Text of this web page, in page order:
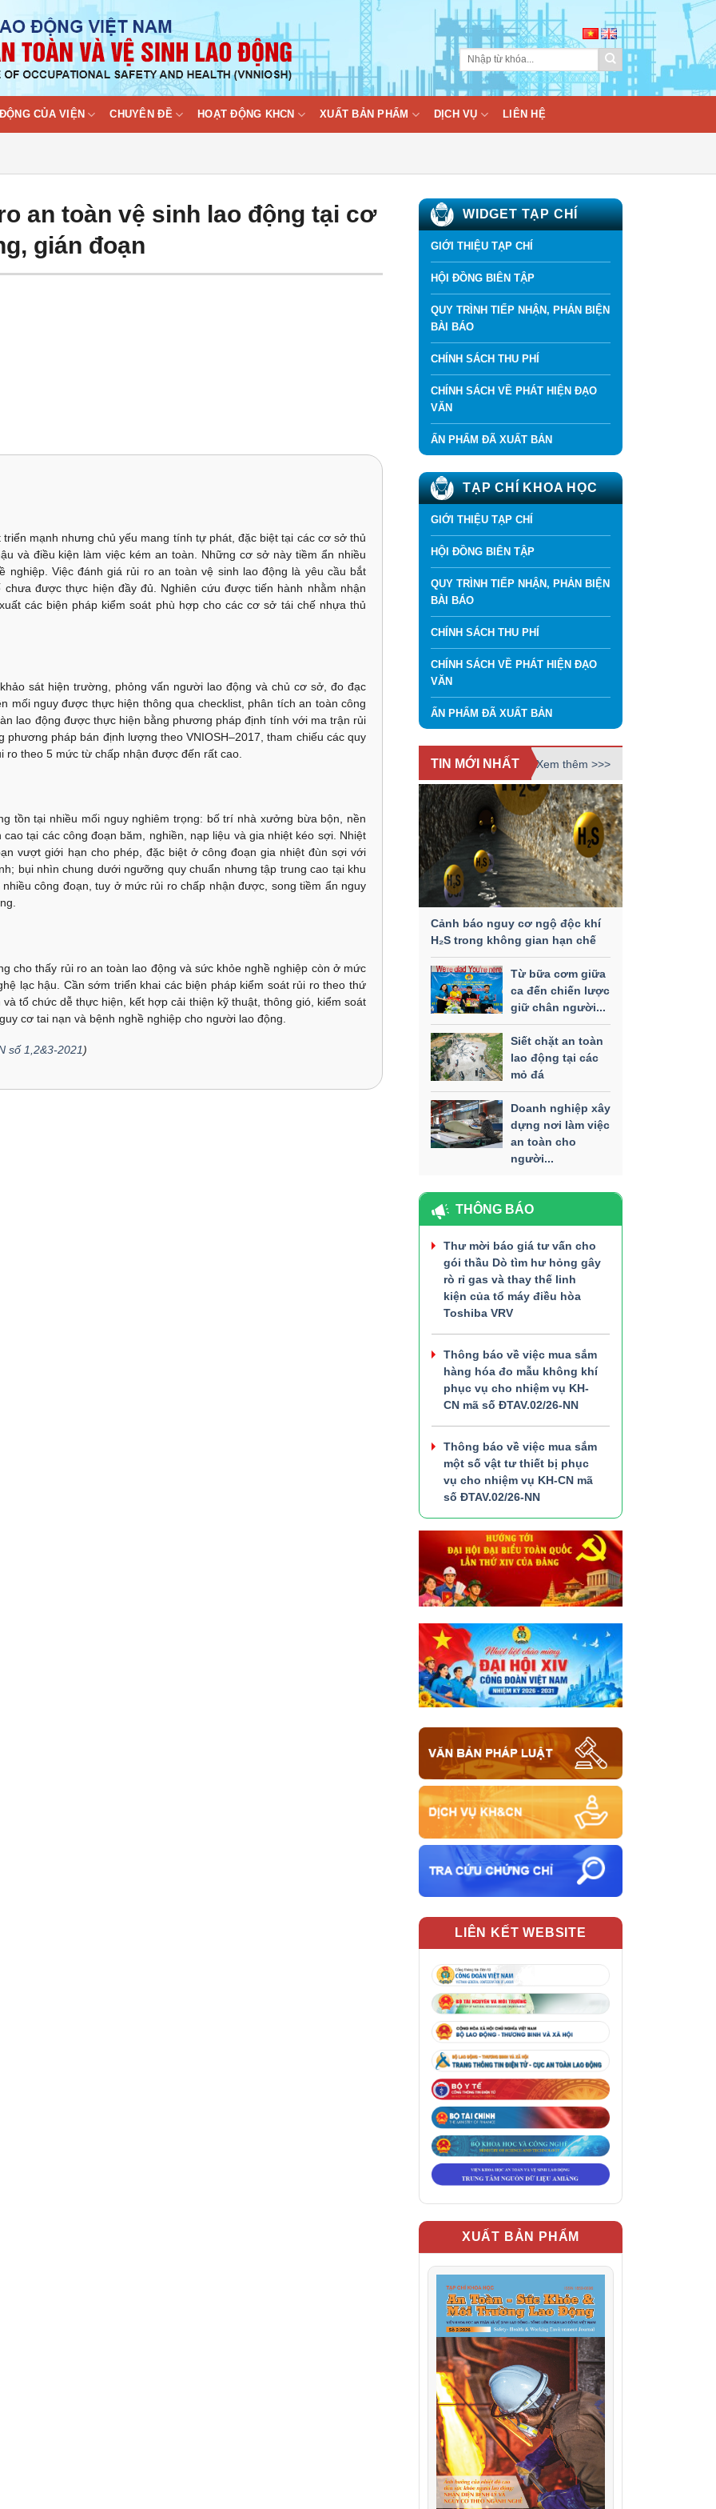
CỦA VIỆN CHUYÊN ĐỀ HOẠT ĐỘNG KHCN XUẤT BẢN PHẨM DỊCH VỤ LIÊN HỆ
an toàn vệ sinh lao động tại cơ
gián đoạn
mạnh nhưng chủ yếu mang tính tự phát, đặc biệt tại các cơ sở thủ
và điều kiện làm việc kém an toàn. Những cơ sở này tiềm ẩn nhiều
nghiệp. Việc đánh giá rủi ro an toàn vệ sinh lao động là yêu cầu bắt
được thực hiện đầy đủ. Nghiên cứu được tiến hành nhằm nhận
các biện pháp kiểm soát phù hợp cho các cơ sở tái chế nhựa thủ
sát hiện trường, phỏng vấn người lao động và chủ cơ sở, đo đạc
mối nguy được thực hiện thông qua checklist, phân tích an toàn công
lao động được thực hiện bằng phương pháp định tính với ma trận rủi
phương pháp bán định lượng theo VNIOSH–2017, tham chiếu các quy
ro theo 5 mức từ chấp nhận được đến rất cao.
tồn tại nhiều mối nguy nghiêm trọng: bố trí nhà xưởng bừa bộn, nền
tại các công đoạn băm, nghiền, nạp liệu và gia nhiệt kéo sợi. Nhiệt
vượt giới hạn cho phép, đặc biệt ở công đoạn gia nhiệt đùn sợi với
bụi nhìn chung dưới ngưỡng quy chuẩn nhưng tập trung cao tại khu
công đoạn, tuy ở mức rủi ro chấp nhận được, song tiềm ẩn nguy
cho thấy rủi ro an toàn lao động và sức khỏe nghề nghiệp còn ở mức
lạc hậu. Cần sớm triển khai các biện pháp kiểm soát rủi ro theo thứ
tổ chức dễ thực hiện, kết hợp cải thiện kỹ thuật, thông gió, kiểm soát
cơ tai nạn và bệnh nghề nghiệp cho người lao động.
số 1,2&3-2021)
WIDGET TẠP CHÍ
GIỚI THIỆU TẠP CHÍ
HỘI ĐỒNG BIÊN TẬP
QUY TRÌNH TIẾP NHẬN, PHẢN BIỆN
BÀI BÁO
CHÍNH SÁCH THU PHÍ
CHÍNH SÁCH VỀ PHÁT HIỆN ĐẠO
VĂN
ẤN PHẨM ĐÃ XUẤT BẢN
TẠP CHÍ KHOA HỌC
GIỚI THIỆU TẠP CHÍ
HỘI ĐỒNG BIÊN TẬP
QUY TRÌNH TIẾP NHẬN, PHẢN BIỆN
BÀI BÁO
CHÍNH SÁCH THU PHÍ
CHÍNH SÁCH VỀ PHÁT HIỆN ĐẠO
VĂN
ẤN PHẨM ĐÃ XUẤT BẢN
TIN MỚI NHẤT Xem thêm >>>
Cảnh báo nguy cơ ngộ độc khí
H₂S trong không gian hạn chế
Từ bữa cơm giữa
ca đến chiến lược
giữ chân người...
Siết chặt an toàn
lao động tại các
mỏ đá
Doanh nghiệp xây
dựng nơi làm việc
an toàn cho
người...
THÔNG BÁO
Thư mời báo giá tư vấn cho
gói thầu Dò tìm hư hỏng gây
rò rỉ gas và thay thế linh
kiện của tổ máy điều hòa
Toshiba VRV
Thông báo về việc mua sắm
hàng hóa đo mẫu không khí
phục vụ cho nhiệm vụ KH-
CN mã số ĐTAV.02/26-NN
Thông báo về việc mua sắm
một số vật tư thiết bị phục
vụ cho nhiệm vụ KH-CN mã
số ĐTAV.02/26-NN
LIÊN KẾT WEBSITE
XUẤT BẢN PHẨM